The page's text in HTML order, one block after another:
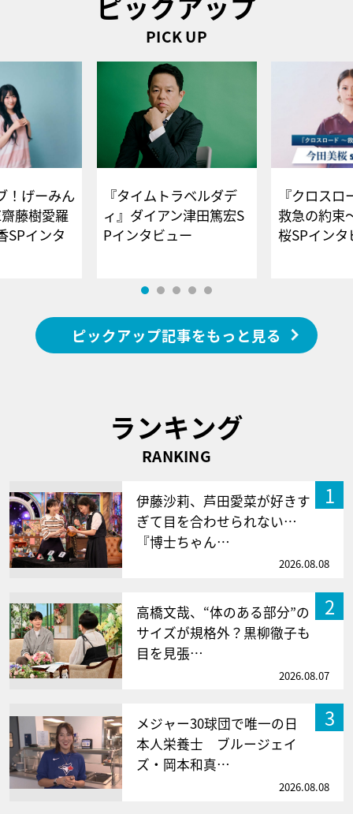
PICK UP
！げーみん
藤樹愛羅
SPインタ
『タイムトラベルダデ
ィ』ダイアン津田篤宏S
Pインタビュー
『クロス
救急の約束
桜SPイ
ピックアップ記事をもっと見る
ランキング
RANKING
1
伊藤沙莉、芦田愛菜が好きす
ぎて目を合わせられない…
『博士ちゃん…
2026.08.08
2
高橋文哉、“体のある部分”の
サイズが規格外？黒柳徹子も
目を見張…
2026.08.07
3
メジャー30球団で唯一の日
本人栄養士 ブルージェイ
ズ・岡本和真…
2026.08.08